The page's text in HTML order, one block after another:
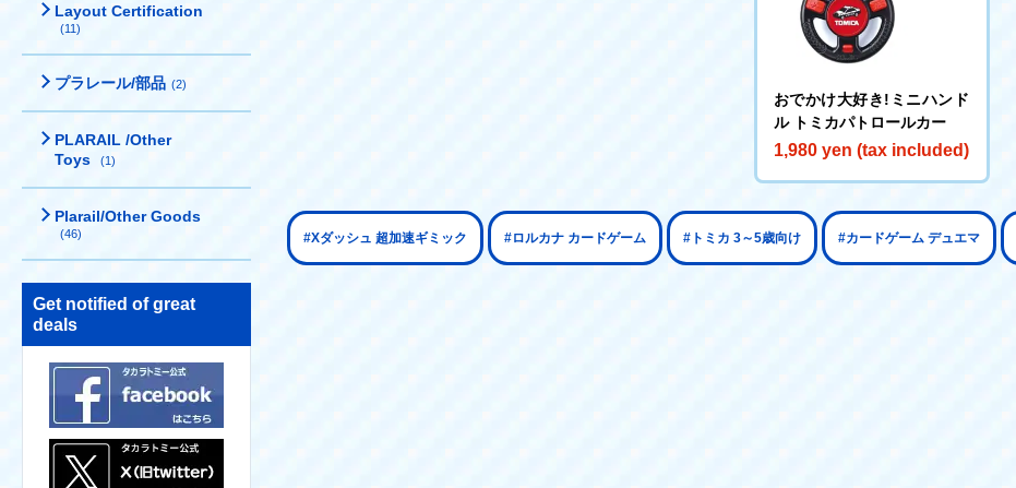
Layout Certification
(11)
プラレール/部品 (2)
PLARAIL /Other
Toys
(1)
Plarail/Other Goods
(46)
Get notified of great
deals
おでかけ大好き!ミニハンド
ル トミカパトロールカー
1,980 yen (tax included)
#Xダッシュ 超加速ギミック #ロルカナ カードゲーム #トミカ 3～5歳向け #カードゲーム デュエマ